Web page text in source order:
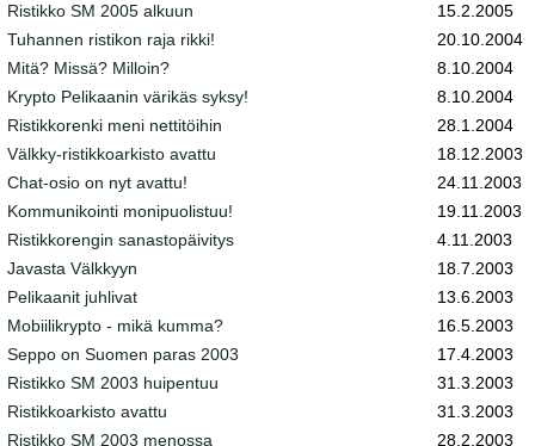
Ristikko SM 2005 alkuun
15.2.2005
Tuhannen ristikon raja rikki!
20.10.2004
Mitä? Missä? Milloin?
8.10.2004
Krypto Pelikaanin värikäs syksy!
8.10.2004
Ristikkorenki meni nettitöihin
28.1.2004
Välkky-ristikkoarkisto avattu
18.12.2003
Chat-osio on nyt avattu!
24.11.2003
Kommunikointi monipuolistuu!
19.11.2003
Ristikkorengin sanastopäivitys
4.11.2003
Javasta Välkkyyn
18.7.2003
Pelikaanit juhlivat
13.6.2003
Mobiilikrypto - mikä kumma?
16.5.2003
Seppo on Suomen paras 2003
17.4.2003
Ristikko SM 2003 huipentuu
31.3.2003
Ristikkoarkisto avattu
31.3.2003
Ristikko SM 2003 menossa
28.2.2003